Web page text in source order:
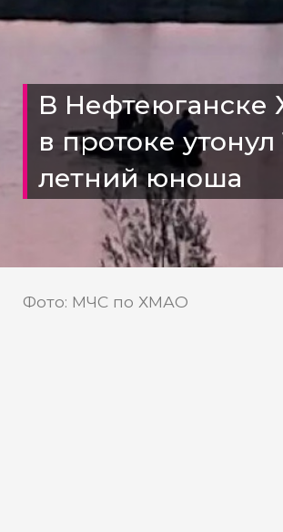
В
в протоке утонул
летний юноша
Фото: МЧС по ХМАО